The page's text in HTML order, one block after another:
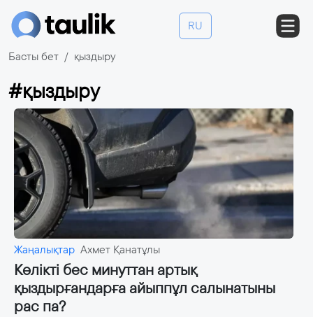
RU
Басты бет қыздыру
#қыздыру
Жаңалықтар Ахмет Қанатұлы
Көлікті бес минуттан артық
қыздырғандарға айыппұл салынатыны
рас па?